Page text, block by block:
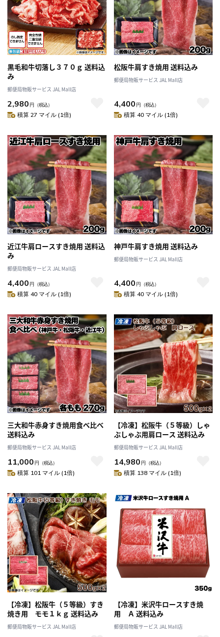
黒毛和牛切落し３７０ｇ 送料込
み
郵便局物販サービス JAL Mall店
2,980 円 （税込）
積算 27 マイル (1倍)
松阪牛肩すき焼用 送料込み
郵便局物販サービス JAL Mall店
4,400 円 （税込）
積算 40 マイル (1倍)
近江牛肩ロースすき焼用 送料込
み
郵便局物販サービス JAL Mall店
4,400 円 （税込）
積算 40 マイル (1倍)
神戸牛肩すき焼用 送料込み
郵便局物販サービス JAL Mall店
4,400 円 （税込）
積算 40 マイル (1倍)
三大和牛赤身すき焼用食べ比べ
送料込み
郵便局物販サービス JAL Mall店
11,000 円 （税込）
積算 101 マイル (1倍)
【冷凍】松阪牛（５等級）しゃ
ぶしゃぶ用肩ロース 送料込み
郵便局物販サービス JAL Mall店
14,980 円 （税込）
積算 138 マイル (1倍)
【冷凍】松阪牛（５等級）すき
焼き用 モモ１ｋｇ 送料込み
郵便局物販サービス JAL Mall店
【冷凍】米沢牛ロースすき焼
用 Ａ 送料込み
郵便局物販サービス JAL Mall店